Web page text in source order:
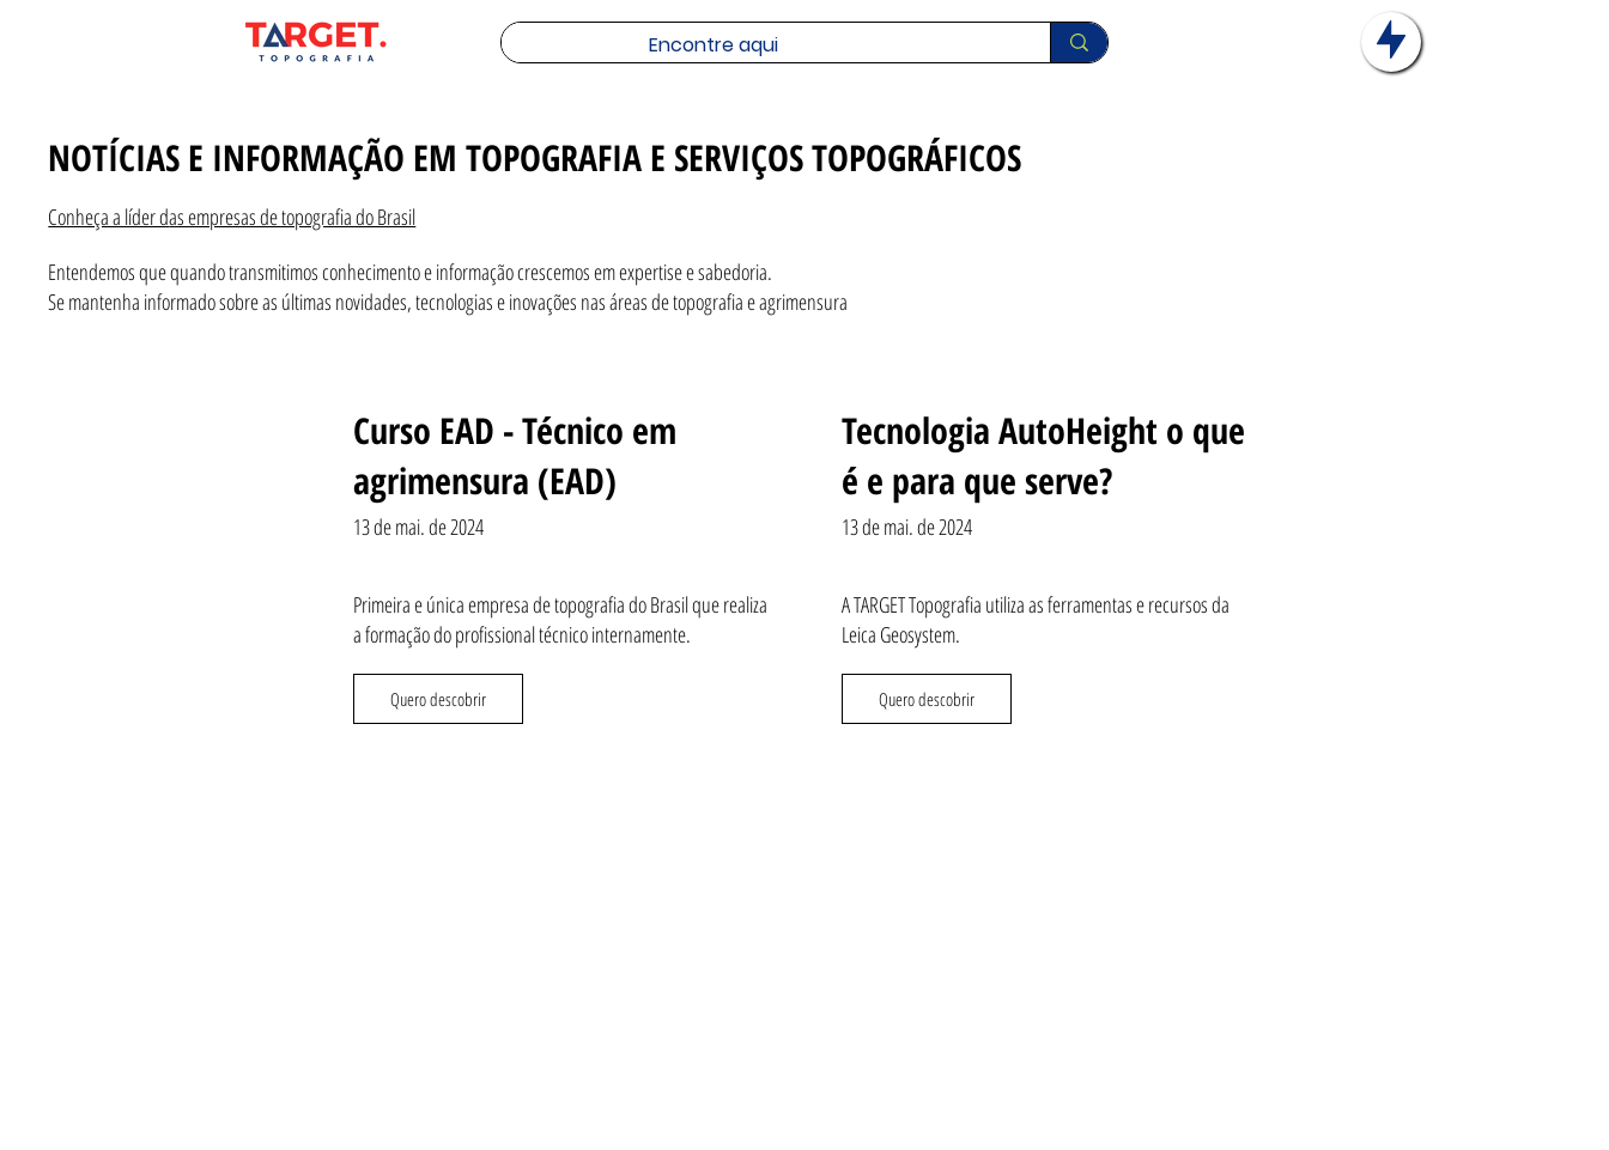
NOTÍCIAS E INFORMAÇÃO EM TOPOGRAFIA E SERVIÇOS TOPOGRÁFICOS
​Conheça a líder das empresas de topografia do Brasil
Entendemos que quando ​transmitimos conhecimento e informação crescemos em expertise e sabedoria.
Se mantenha informado sobre as últimas novidades, tecnologias e inovações nas áreas de topografia e agrimensura
Curso EAD - Técnico em
agrimensura (EAD)
13 de mai. de 2024
Primeira e única empresa de topografia do Brasil que realiza
a formação do profissional técnico internamente.
Quero descobrir
Tecnologia AutoHeight o que
é e para que serve?
13 de mai. de 2024
A TARGET Topografia utiliza as ferramentas e recursos da
Leica Geosystem.
Quero descobrir